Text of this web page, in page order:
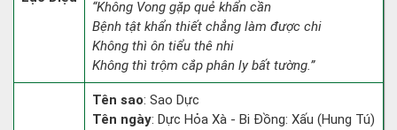
“Không Vong gặp quẻ khẩn cần
Bệnh tật khẩn thiết chẳng làm được chi
Không thì ôn tiểu thê nhi
Không thì trộm cắp phân ly bất tường.”
Tên sao: Sao Dực
Tên ngày: Dực Hỏa Xà - Bi Đồng: Xấu (Hung Tú)